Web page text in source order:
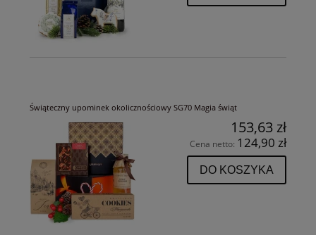
Świąteczny upominek okolicznościowy SG70 Magia świąt
153,63 zł
Cena netto: 124,90 zł
DO KOSZYKA